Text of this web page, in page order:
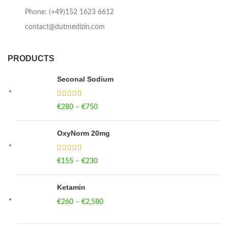
Phone: (+49)152 1623 6612
contact@dutmedizin.com
PRODUCTS
Seconal Sodium
€280 – €750
OxyNorm 20mg
€155 – €230
Ketamin
€260 – €2,580